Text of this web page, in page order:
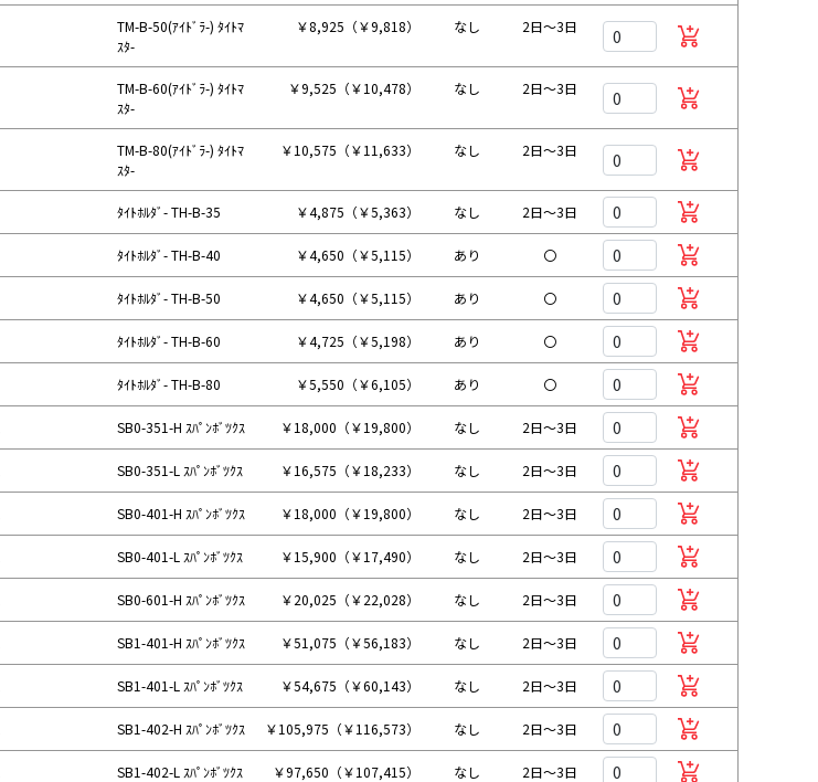
TM-B-50(ｱｲﾄﾞﾗ-) ﾀｲﾄﾏ
ｽﾀ-
￥8,925（￥9,818） なし 2日～3日
TM-B-60(ｱｲﾄﾞﾗ-) ﾀｲﾄﾏ
ｽﾀ-
￥9,525（￥10,478） なし 2日～3日
TM-B-80(ｱｲﾄﾞﾗ-) ﾀｲﾄﾏ
ｽﾀ-
￥10,575（￥11,633） なし 2日～3日
ﾀｲﾄﾎﾙﾀﾞ- TH-B-35 ￥4,875（￥5,363） なし 2日～3日
ﾀｲﾄﾎﾙﾀﾞ- TH-B-40 ￥4,650（￥5,115） あり 〇
ﾀｲﾄﾎﾙﾀﾞ- TH-B-50 ￥4,650（￥5,115） あり 〇
ﾀｲﾄﾎﾙﾀﾞ- TH-B-60 ￥4,725（￥5,198） あり 〇
ﾀｲﾄﾎﾙﾀﾞ- TH-B-80 ￥5,550（￥6,105） あり 〇
SB0-351-H ｽﾊﾟﾝﾎﾞﾂｸｽ ￥18,000（￥19,800） なし 2日～3日
SB0-351-L ｽﾊﾟﾝﾎﾞﾂｸｽ ￥16,575（￥18,233） なし 2日～3日
SB0-401-H ｽﾊﾟﾝﾎﾞﾂｸｽ ￥18,000（￥19,800） なし 2日～3日
SB0-401-L ｽﾊﾟﾝﾎﾞﾂｸｽ ￥15,900（￥17,490） なし 2日～3日
SB0-601-H ｽﾊﾟﾝﾎﾞﾂｸｽ ￥20,025（￥22,028） なし 2日～3日
SB1-401-H ｽﾊﾟﾝﾎﾞﾂｸｽ ￥51,075（￥56,183） なし 2日～3日
SB1-401-L ｽﾊﾟﾝﾎﾞﾂｸｽ ￥54,675（￥60,143） なし 2日～3日
SB1-402-H ｽﾊﾟﾝﾎﾞﾂｸｽ ￥105,975（￥116,573） なし 2日～3日
SB1-402-L ｽﾊﾟﾝﾎﾞﾂｸｽ ￥97,650（￥107,415） なし 2日～3日